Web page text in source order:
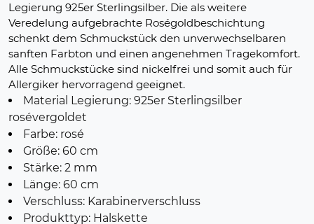
Legierung 925er Sterlingsilber. Die als weitere
Veredelung aufgebrachte Roségoldbeschichtung
schenkt dem Schmuckstück den unverwechselbaren
sanften Farbton und einen angenehmen Tragekomfort.
Alle Schmuckstücke sind nickelfrei und somit auch für
Allergiker hervorragend geeignet.
Material Legierung: 925er Sterlingsilber
rosévergoldet
Farbe: rosé
Größe: 60 cm
Stärke: 2 mm
Länge: 60 cm
Verschluss: Karabinerverschluss
Produkttyp: Halskette